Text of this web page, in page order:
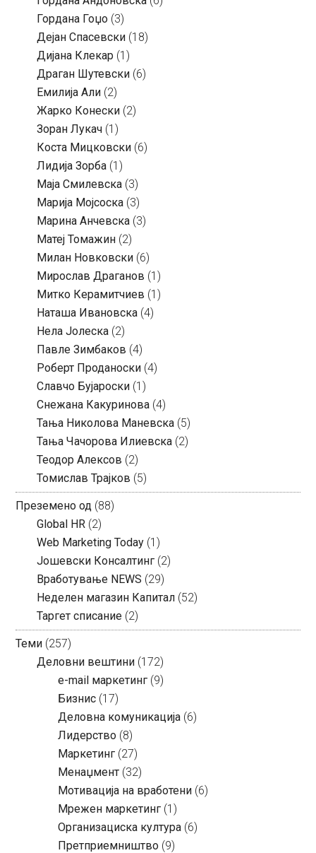
Гордана Гоџо (3)
Дејан Спасевски (18)
Дијана Клекар (1)
Драган Шутевски (6)
Емилија Али (2)
Жарко Конески (2)
Зоран Лукач (1)
Коста Мицковски (6)
Лидија Зорба (1)
Маја Смилевска (3)
Марија Мојсоска (3)
Марина Анчевска (3)
Матеј Томажин (2)
Милан Новковски (6)
Мирослав Драганов (1)
Митко Керамитчиев (1)
Наташа Ивановска (4)
Нела Јолеска (2)
Павле Зимбаков (4)
Роберт Проданоски (4)
Славчо Бујароски (1)
Снежана Какуринова (4)
Тања Николова Маневска (5)
Тања Чачорова Илиевска (2)
Теодор Алексов (2)
Томислав Трајков (5)
Преземено од (88)
Global HR (2)
Web Marketing Today (1)
Јошевски Консалтинг (2)
Вработување NEWS (29)
Неделен магазин Капитал (52)
Таргет списание (2)
Теми (257)
Деловни вештини (172)
e-mail маркетинг (9)
Бизнис (17)
Деловна комуникација (6)
Лидерство (8)
Маркетинг (27)
Менаџмент (32)
Мотивација на вработени (6)
Мрежен маркетинг (1)
Организациска култура (6)
Претприемништво (9)